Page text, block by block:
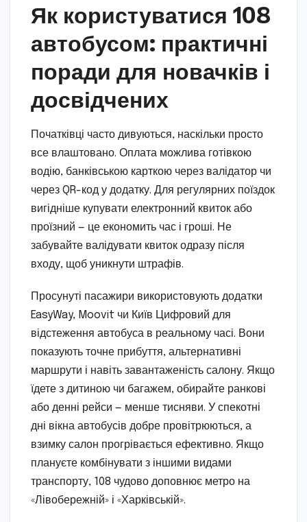
Як користуватися 108
автобусом: практичні
поради для новачків і
досвідчених
Початківці часто дивуються, наскільки просто
все влаштовано. Оплата можлива готівкою
водію, банківською карткою через валідатор чи
через QR-код у додатку. Для регулярних поїздок
вигідніше купувати електронний квиток або
проїзний — це економить час і гроші. Не
забувайте валідувати квиток одразу після
входу, щоб уникнути штрафів.
Просунуті пасажири використовують додатки
EasyWay, Moovit чи Київ Цифровий для
відстеження автобуса в реальному часі. Вони
показують точне прибуття, альтернативні
маршрути і навіть завантаженість салону. Якщо
їдете з дитиною чи багажем, обирайте ранкові
або денні рейси — менше тисняви. У спекотні
дні вікна автобусів добре провітрюються, а
взимку салон прогрівається ефективно. Якщо
плануєте комбінувати з іншими видами
транспорту, 108 чудово доповнює метро на
«Лівобережній» і «Харківській».